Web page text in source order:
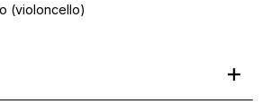
(violoncello)